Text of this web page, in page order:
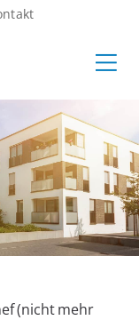
(nicht mehr